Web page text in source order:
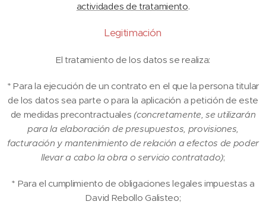
actividades de tratamiento.
Legitimación
El tratamiento de los datos se realiza:
* Para la ejecución de un contrato en el que la persona titular
de los datos sea parte o para la aplicación a petición de este
de medidas precontractuales(concretamente, se utilizarán
para la elaboración de presupuestos, provisiones,
facturación y mantenimiento de relación a efectos de poder
llevar a cabo la obra o servicio contratado);
* Para el cumplimiento de obligaciones legales impuestas a
David Rebollo Galisteo;